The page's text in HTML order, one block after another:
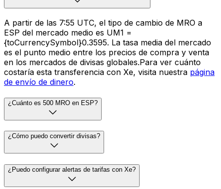
A partir de las 7:55 UTC, el tipo de cambio de MRO a
ESP del mercado medio es UM1 =
{toCurrencySymbol}0.3595. La tasa media del mercado
es el punto medio entre los precios de compra y venta
en los mercados de divisas globales.Para ver cuánto
costaría esta transferencia con Xe, visita nuestra página
de envío de dinero.
¿Cuánto es 500 MRO en ESP?
¿Cómo puedo convertir divisas?
¿Puedo configurar alertas de tarifas con Xe?